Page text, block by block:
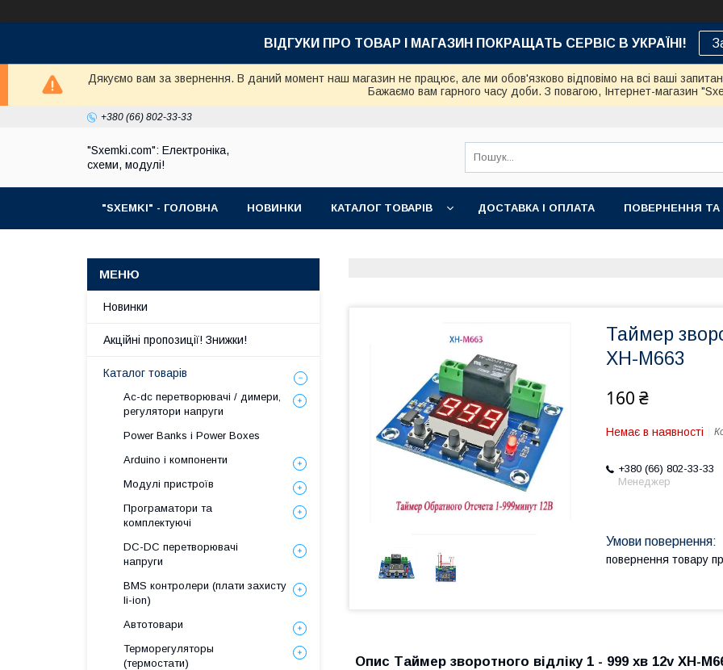
ВІДГУКИ ПРО ТОВАР І МАГАЗИН ПОКРАЩАТЬ СЕРВІС В УКРАЇНІ!
Дякуємо вам за звернення. В даний момент наш магазин не працює, але ми обов'язково відповімо на всі ваші
Бажаємо вам гарного часу доби. З повагою, Інтернет-магазин
+380 (66) 802-33-33
"Sxemki.com": Електроніка,
схеми, модулі!
"SXEMKI" - ГОЛОВНА НОВИНКИ КАТАЛОГ ТОВАРІВ ДОСТАВКА І ОПЛАТА ПОВЕРНЕННЯ ТА
Таймер
XH-M663
160 ₴
Немає в наявності
+380 (66) 802-33-33
Менеджер
повернення товару
Опис Таймер зворотного відліку 1 - 999 хв 12v XH-
Новинки
Акційні пропозиції! Знижки!
Каталог товарів
Ac-dc перетворювачі / димери,
регулятори напруги
Power Banks і Power Boxes
Arduino і компоненти
Модулі пристроїв
Програматори та
комплектуючі
DC-DC перетворювачі
напруги
BMS контролери (плати захисту
li-ion)
Автотовари
Терморегуляторы
(термостати)